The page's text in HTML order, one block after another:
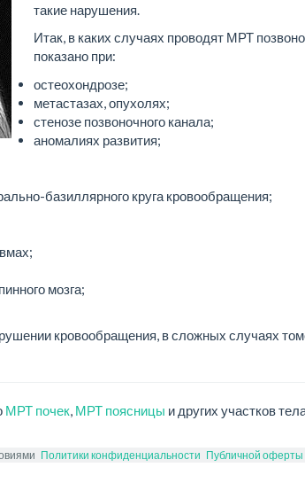
такие нарушения.
Итак, в каких случаях проводят МРТ
показано при:
остеохондрозе;
метастазах, опухолях;
стенозе позвоночного канала;
аномалиях развития;
базиллярного круга кровообращения;
мозга;
кровообращения, в сложных случаях
МРТ почек, МРТ поясницы и других участков
Политики конфиденциальности Публичной оферты